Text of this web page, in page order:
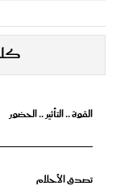
القوة .. التأثير .. الحضور
تصدق الأحلام